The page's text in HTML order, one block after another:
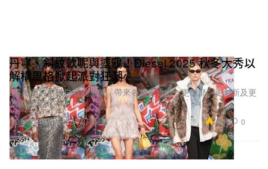
Fashion 時裝
丹寧、斜紋軟呢與塗鴉！Diesel 2025 秋冬大秀以
解構風格掀起派對狂潮
L貫徹勇於打破自我的形象，帶來各種更大膽、更頹靡、更創新及更
低腰的設計。
2025年2月28日 3.8K 0